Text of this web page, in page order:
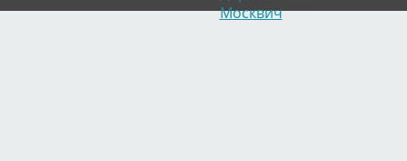
Москвич